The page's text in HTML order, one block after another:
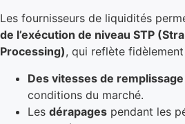
Les fournisseurs de liquidités
de l’exécution de niveau STP
Processing), qui reflète
Des vitesses de
conditions du marché.
Les dérapages pendant les